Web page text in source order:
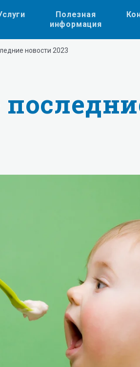
Полезная
информация
новости 2023